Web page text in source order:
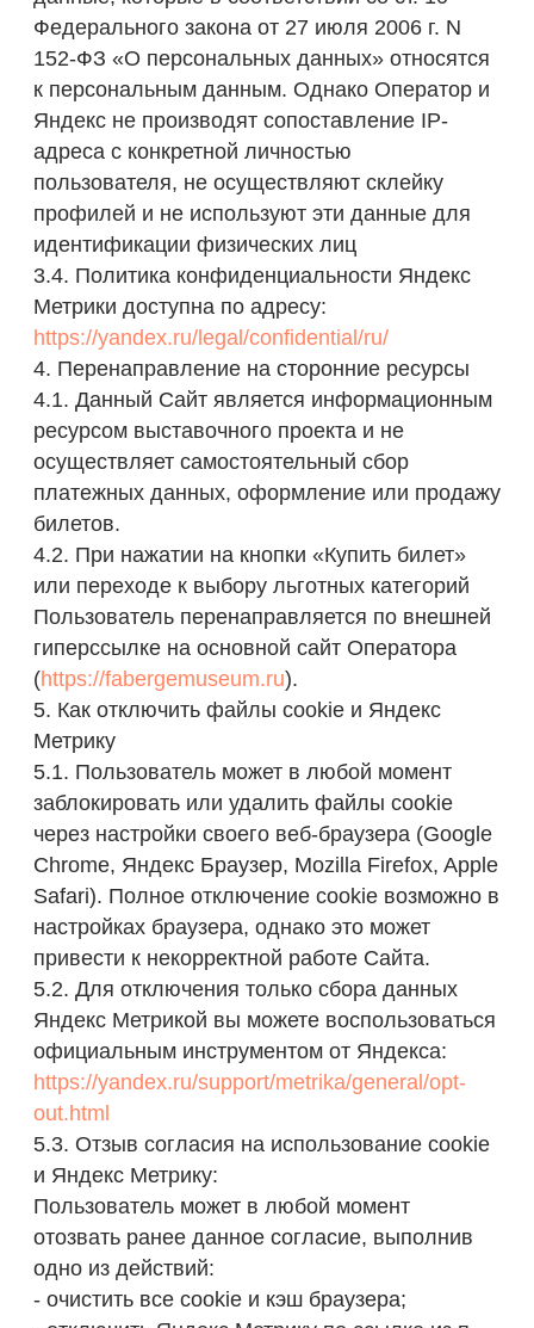
Safari). Полное отключение cookie возможно в
настройках браузера, однако это может
привести к некорректной работе Сайта.
Яндекс Метрикой вы можете воспользоваться
официальным инструментом от Яндекса:
https://yandex.ru/support/metrika/general/opt-
out.html
5.3. Отзыв согласия на использование cookie
и Яндекс Метрику:
отозвать ранее данное согласие, выполнив
одно из действий:
- очистить все cookie и кэш браузера;
- отключить Яндекс Метрику по ссылке из п.
5.2.
5.4. Отключение cookie или блокировка
Яндекс Метрики не препятствует
ознакомлению с материалами выставки на
Сайте, однако может ограничить корректность
работы некоторых элементов Сайта.
6. Сведения об Операторе и контакты
По вопросам, связанным с настоящим
Положением или использованием файлов
обратиться к представителям Оператора:
Владелец сайта: Некоммерческая
организация «Культурно-исторический Фонд
Адрес сайта:
https://makovskys.fabergemuseum.ru
https://fabergemuseum.ru
Адрес: 123112, г. Москва, Пресненская
набережная, д. 8, стр. 1
Телефон: 8 (812) 333 26 55
Электронная почта: 3332655@fsv.ru